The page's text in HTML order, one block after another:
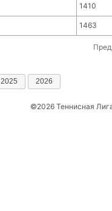
1410
1463
2025 2026
©2026 Теннисная